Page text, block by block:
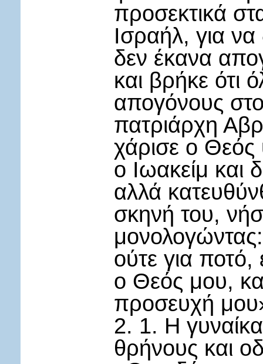
προσεκτικά
Ισραήλ, για
δεν έκανα
και βρήκε ότι
απογόνους
πατριάρχη
χάρισε ο
ο Ιωακείμ και
αλλά
σκηνή του,
ούτε για ποτό,
ο Θεός μου,
προσευχή
2. 1. Η
θρήνους και